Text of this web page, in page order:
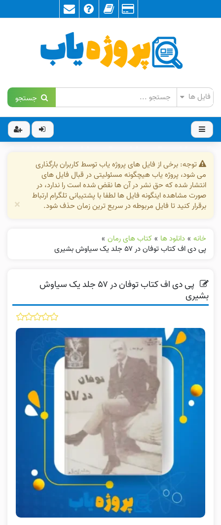
جستجو
توجه: برخی از فایل های پروژه یاب توسط کاربران بارگذاری
می شود، پروژه یاب هیچگونه مسئولیتی در قبال فایل های
انتشار شده که حق نشر در آن ها نقض شده است را ندارد، در
صورت مشاهده اینگونه فایل ها لطفا با پشتیبانی تلگرام ارتباط
برقرار کنید تا فایل مربوطه در سریع ترین زمان حذف شود.
×
خانه » دانلود ها » کتاب های رمان »
پی دی اف کتاب توفان در ۵۷ جلد یک سیاوش بشیری
پی دی اف کتاب توفان در ۵۷ جلد یک سیاوش
بشیری